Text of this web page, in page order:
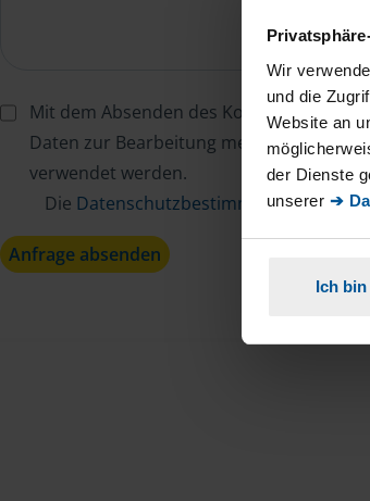
Wir
und die
Website an
der Dienste
unserer ➔
Ich
Mit dem Absenden des
Daten zur Bearbeitung meines
verwendet werden.
Die Datenschutzbestimmungenhabe
Anfrage absenden